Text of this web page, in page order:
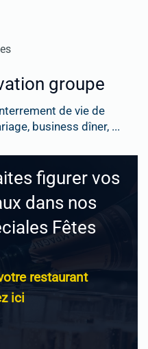
groupe
de vie de
business dîner, ...
figurer vos
dans nos
Fêtes
restaurant
ici